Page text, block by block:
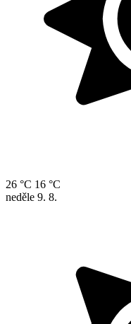
26 °C 16 °C
neděle 9. 8.